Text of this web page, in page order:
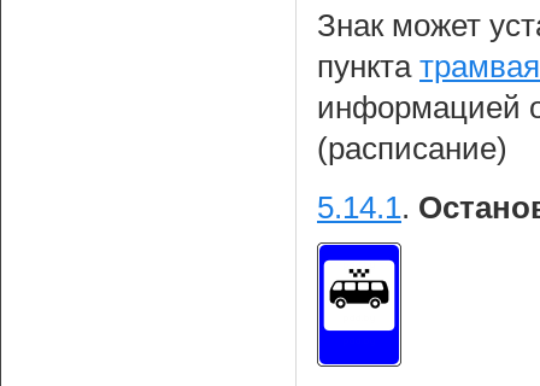
Знак может
пункта трамвая
информацией
(расписание)
5.14.1.